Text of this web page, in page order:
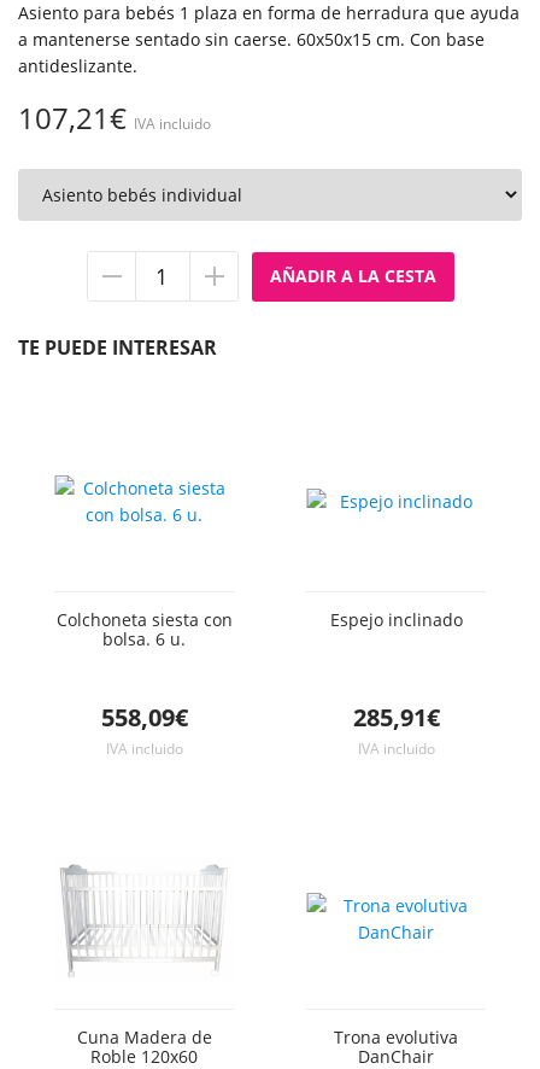
Asiento para bebés 1 plaza en forma de herradura que ayuda
a mantenerse sentado sin caerse. 60x50x15 cm. Con base
antideslizante.
107,21€ IVA incluido
TE PUEDE INTERESAR
Colchoneta siesta con
bolsa. 6 u.
558,09€
IVA incluido
Espejo inclinado
285,91€
IVA incluido
Cuna Madera de
Roble 120x60
Trona evolutiva
DanChair